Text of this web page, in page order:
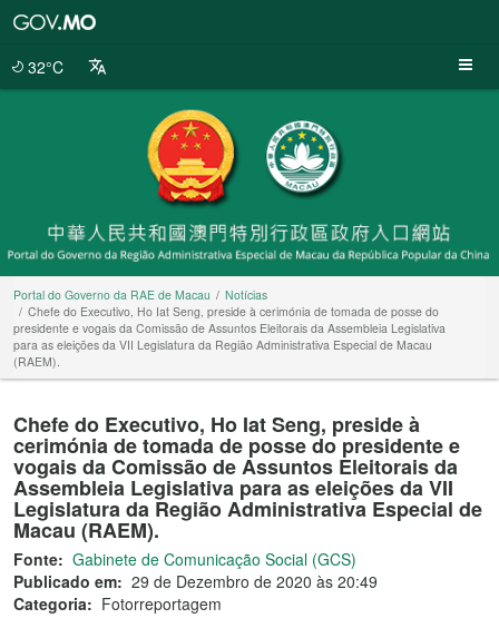
32°C
Portal do Governo da RAE de Macau
Notícias
Chefe do Executivo, Ho Iat Seng, preside à cerimónia de tomada de posse do
presidente e vogais da Comissão de Assuntos Eleitorais da Assembleia Legislativa
para as eleições da VII Legislatura da Região Administrativa Especial de Macau
(RAEM).
Chefe do Executivo, Ho Iat Seng, preside à
cerimónia de tomada de posse do presidente e
vogais da Comissão de Assuntos Eleitorais da
Assembleia Legislativa para as eleições da VII
Legislatura da Região Administrativa Especial de
Macau (RAEM).
Fonte: Gabinete de Comunicação Social (GCS)
Publicado em: 29 de Dezembro de 2020 às 20:49
Categoria: Fotorreportagem